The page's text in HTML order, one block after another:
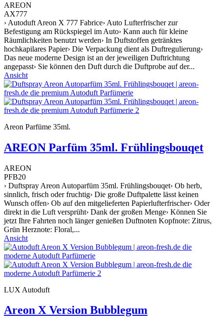
AREON
AX777
› Autoduft Areon X 777 Fabrice› Auto Lufterfrischer zur
Befestigung am Rückspiegel im Auto› Kann auch für kleine
Räumlichkeiten benutzt werden› In Duftstoffen getränktes
hochkapilares Papier› Die Verpackung dient als Duftregulierung›
Das neue moderne Design ist an der jeweiligen Duftrichtung
angepasst› Sie können den Duft durch die Duftprobe auf der...
Ansicht
Areon Parfüme 35ml.
AREON Parfüm 35ml. Frühlingsbouqet
AREON
PFB20
› Duftspray Areon Autoparfüm 35ml. Frühlingsbouqet› Ob herb,
sinnlich, frisch oder fruchtig› Die große Duftpalette lässt keinen
Wunsch offen› Ob auf den mitgelieferten Papierlufterfrischer› Oder
direkt in die Luft versprüht› Dank der großen Menge› Können Sie
jetzt Ihre Fahrten noch länger genießen Duftnoten Kopfnote: Zitrus,
Grün Herznote: Floral,...
Ansicht
LUX Autoduft
Areon X Version Bubblegum